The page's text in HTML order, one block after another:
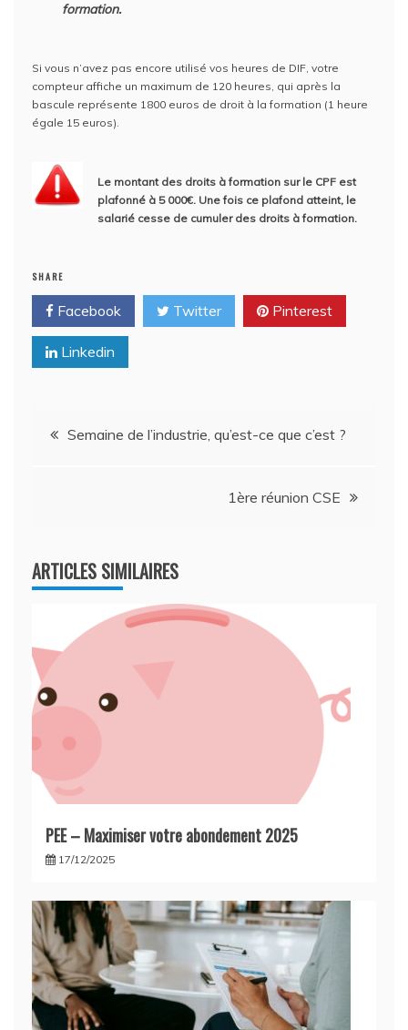
formation.
Si vous n’avez pas encore utilisé vos heures de DIF, votre
compteur affiche un maximum de 120 heures, qui après la
bascule représente 1800 euros de droit à la formation (1 heure
égale 15 euros).
Le montant des droits à formation sur le CPF est
plafonné à 5 000€. Une fois ce plafond atteint, le
salarié cesse de cumuler des droits à formation.
SHARE
Facebook Twitter Pinterest
Linkedin
Navigation
Semaine de l’industrie, qu’est-ce que c’est ?
1ère réunion CSE
ARTICLES SIMILAIRES
PEE – Maximiser votre abondement 2025
17/12/2025